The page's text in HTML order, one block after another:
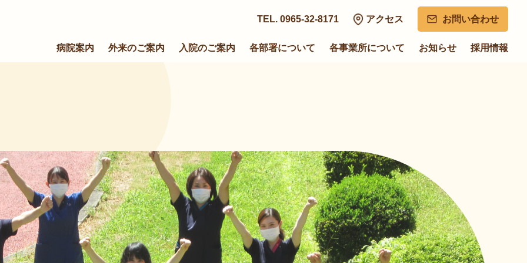
TEL. 0965-32-8171 アクセス お問い合わせ
病院案内 外来のご案内 入院のご案内 各部署について 各事業所について お知らせ 採用情報